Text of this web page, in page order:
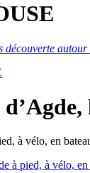
découverte
à vélo, en